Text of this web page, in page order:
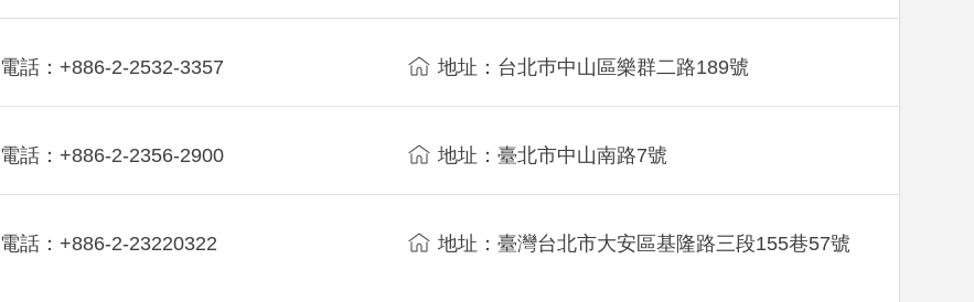
電話：+886-2-2532-3357 地址：台北巿中山區樂群二路189號
電話：+886-2-2356-2900 地址：臺北市中山南路7號
電話：+886-2-23220322 地址：臺灣台北市大安區基隆路三段155巷57號